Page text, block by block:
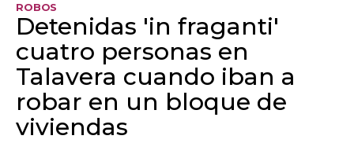
ROBOS
Detenidas 'in fraganti'
cuatro personas en
Talavera cuando iban a
robar en un bloque de
viviendas